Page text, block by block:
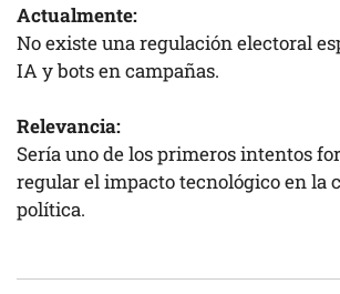
Actualmente:
No existe una regulación electoral
IA y bots en campañas.
Relevancia:
Sería uno de los primeros intentos
regular el impacto tecnológico en la
política.